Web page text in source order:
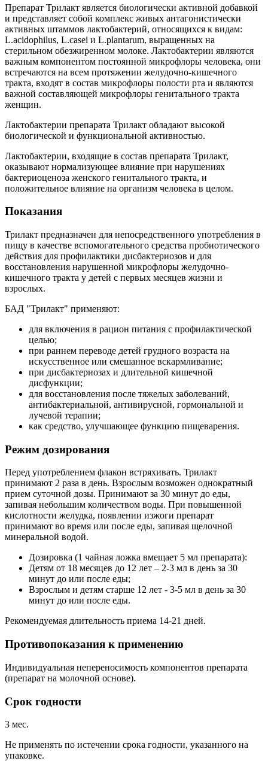
Препарат Трилакт является биологически активной добавкой
и представляет собой комплекс живых антагонистически
активных штаммов лактобактерий, относящихся к видам:
L.асidophilus, L.casei и L.plantarum, выращенных на
стерильном обезжиренном молоке. Лактобактерии являются
важным компонентом постоянной микрофлоры человека, они
встречаются на всем протяжении желудочно-кишечного
тракта, входят в состав микрофлоры полости рта и являются
важной составляющей микрофлоры генитального тракта
женщин.
Лактобактерии препарата Трилакт обладают высокой
биологической и функциональной активностью.
Лактобактерии, входящие в состав препарата Трилакт,
оказывают нормализующее влияние при нарушениях
бактериоценоза женского генитального тракта, и
положительное влияние на организм человека в целом.
Показания
Трилакт предназначен для непосредственного употребления в
пищу в качестве вспомогательного средства пробиотического
действия для профилактики дисбактериозов и для
восстановления нарушенной микрофлоры желудочно-
кишечного тракта у детей с первых месяцев жизни и
взрослых.
БАД "Трилакт" применяют:
для включения в рацион питания с профилактической
целью;
при раннем переводе детей грудного возраста на
искусственное или смешанное вскармливание;
при дисбактериозах и длительной кишечной
дисфункции;
для восстановления после тяжелых заболеваний,
антибактериальной, антивирусной, гормональной и
лучевой терапии;
как средство, улучшающее функцию пищеварения.
Режим дозирования
Перед употреблением флакон встряхивать. Трилакт
принимают 2 раза в день. Взрослым возможен однократный
прием суточной дозы. Принимают за 30 минут до еды,
запивая небольшим количеством воды. При повышенной
кислотности желудка, появлении изжоги препарат
принимают во время или после еды, запивая щелочной
минеральной водой.
Дозировка (1 чайная ложка вмещает 5 мл препарата):
Детям от 18 месяцев до 12 лет – 2-3 мл в день за 30
минут до или после еды;
Взрослым и детям старше 12 лет - 3-5 мл в день за 30
минут до или после еды.
Рекомендуемая длительность приема 14-21 дней.
Противопоказания к применению
Индивидуальная непереносимость компонентов препарата
(препарат на молочной основе).
Срок годности
3 мес.
Не применять по истечении срока годности, указанного на
упаковке.